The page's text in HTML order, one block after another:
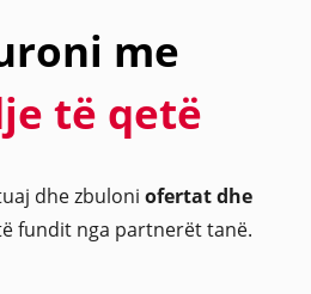
me
të qetë
dhe zbuloni ofertat dhe
fundit nga partnerët tanë.